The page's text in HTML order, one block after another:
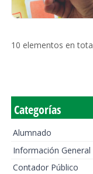
10 elementos en
Categorías
Alumnado
Información General
Contador Público